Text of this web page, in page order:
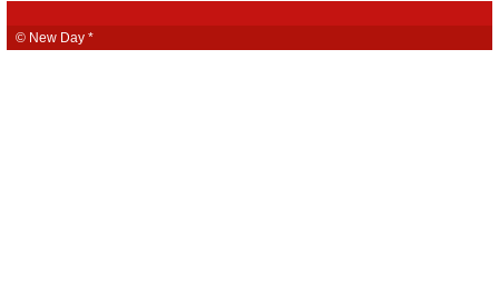
fornisce informazioni.
© New Day *